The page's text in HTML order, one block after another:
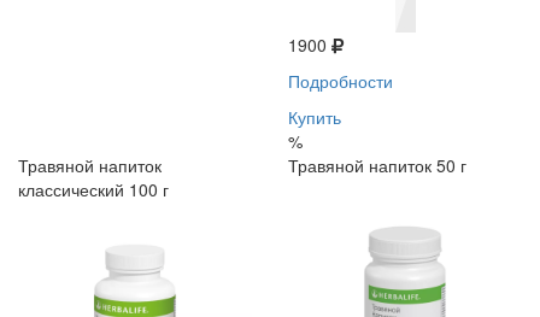
1900
Подробности
Купить
%
Травяной напиток
классический 100 г
Травяной напиток 50 г